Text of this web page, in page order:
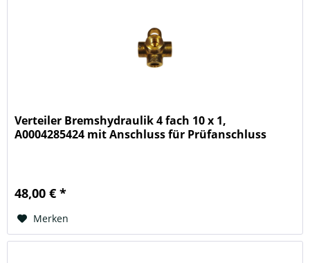
Verteiler Bremshydraulik 4 fach 10 x 1,
A0004285424 mit Anschluss für Prüfanschluss
48,00 € *
Merken